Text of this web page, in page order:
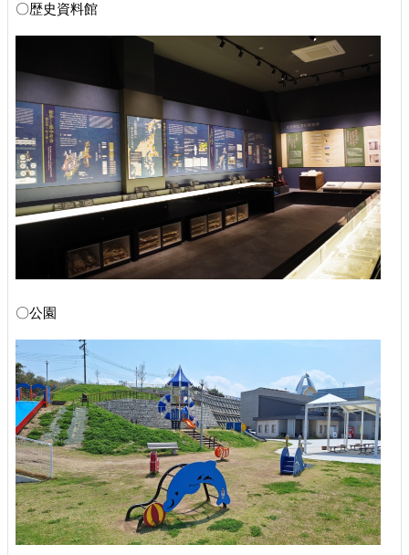
〇歴史資料館
〇公園